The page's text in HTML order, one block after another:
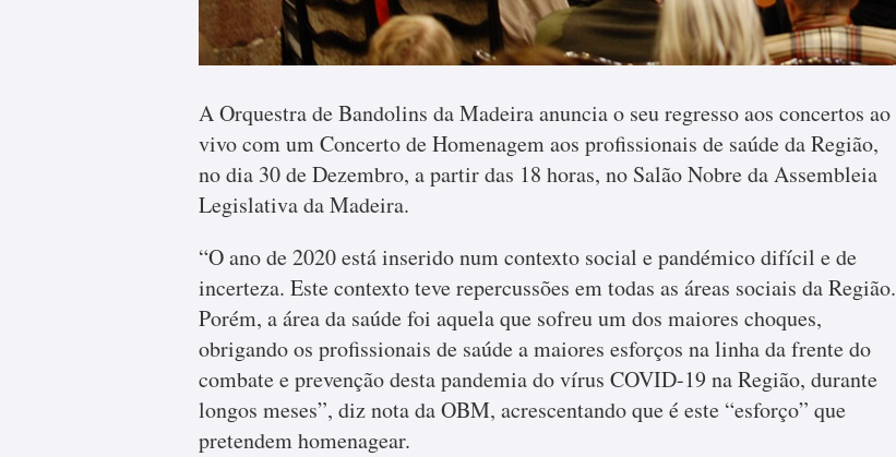
A Orquestra de Bandolins da Madeira anuncia o seu regresso aos concertos ao
vivo com um Concerto de Homenagem aos profissionais de saúde da Região,
no dia 30 de Dezembro, a partir das 18 horas, no Salão Nobre da Assembleia
Legislativa da Madeira.
“O ano de 2020 está inserido num contexto social e pandémico difícil e de
incerteza. Este contexto teve repercussões em todas as áreas sociais da Região.
Porém, a área da saúde foi aquela que sofreu um dos maiores choques,
obrigando os profissionais de saúde a maiores esforços na linha da frente do
combate e prevenção desta pandemia do vírus COVID-19 na Região, durante
longos meses”, diz nota da OBM, acrescentando que é este “esforço” que
pretendem homenagear.